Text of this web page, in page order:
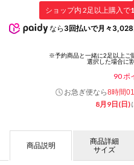
ショップ内 2足以上購入で
なら 3回払いで月々3,028
90ポ
お急ぎ便なら8時間
8月9日(日)
商品説明
商品詳細
サイズ